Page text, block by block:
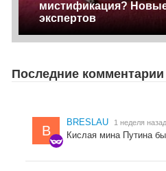
мистификация?
экспертов
Последние комментарии
B
BRESLAU 1 неделя назад
Кислая мина Путина